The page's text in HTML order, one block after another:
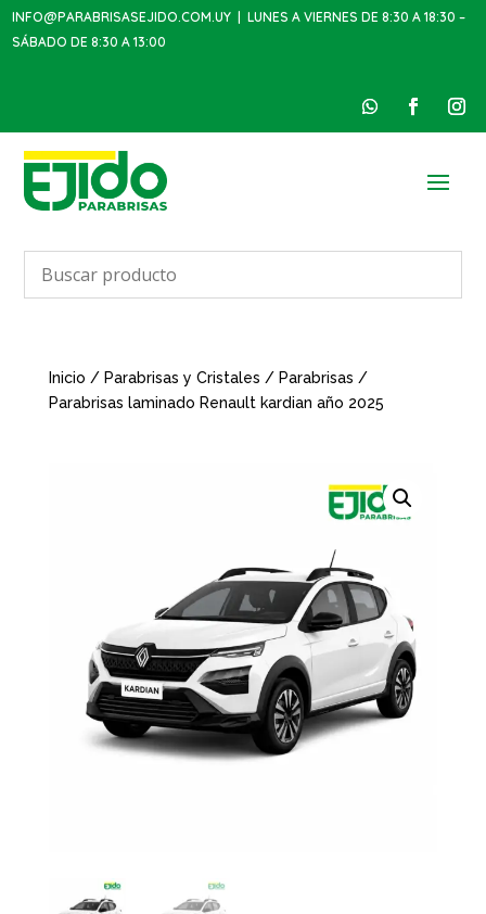
INFO@PARABRISASEJIDO.COM.UY | LUNES A VIERNES DE 8:30 A 18:30 –
SÁBADO DE 8:30 A 13:00
Inicio / Parabrisas y Cristales / Parabrisas /
Parabrisas laminado Renault kardian año 2025